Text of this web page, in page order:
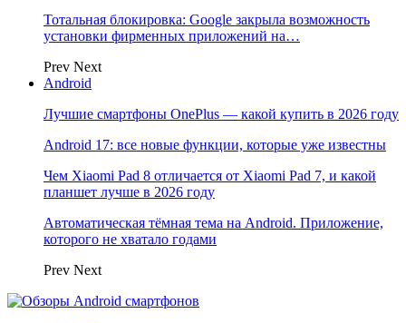
Тотальная блокировка: Google закрыла возможность
установки фирменных приложений на…
Prev Next
Android
Лучшие смартфоны OnePlus — какой купить в 2026 году
Android 17: все новые функции, которые уже известны
Чем Xiaomi Pad 8 отличается от Xiaomi Pad 7, и какой
планшет лучше в 2026 году
Автоматическая тёмная тема на Android. Приложение,
которого не хватало годами
Prev Next